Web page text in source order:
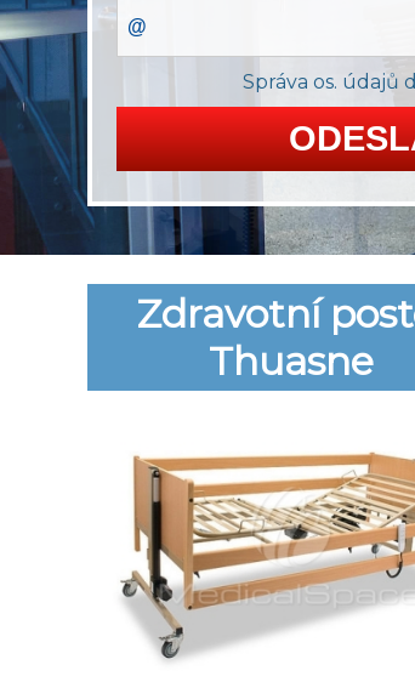
Správa os. údajů
Zdravotní
Thuasne